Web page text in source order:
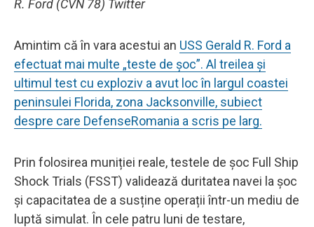
R. Ford (CVN 78) Twitter
Amintim că în vara acestui an USS Gerald R. Ford a
efectuat mai multe „teste de șoc”. Al treilea și
ultimul test cu exploziv a avut loc în largul coastei
peninsulei Florida, zona Jacksonville, subiect
despre care DefenseRomania a scris pe larg.
Prin folosirea muniției reale, testele de șoc Full Ship
Shock Trials (FSST) validează duritatea navei la șoc
și capacitatea de a susține operații într-un mediu de
luptă simulat. În cele patru luni de testare,